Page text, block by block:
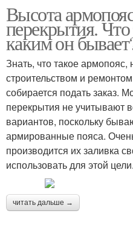
Высота
перекрытия.
каким он
Знать, что такое
строительством и
собирается подать заказ.
перекрытия не учитывают
вариантов, поскольку
армированные пояса.
производится их заливка
использовать для этой цели.
читать дальше →